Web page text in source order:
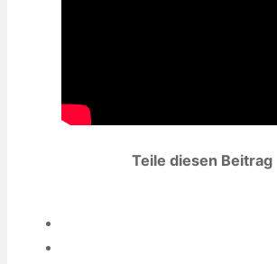
Teile diesen Beitrag